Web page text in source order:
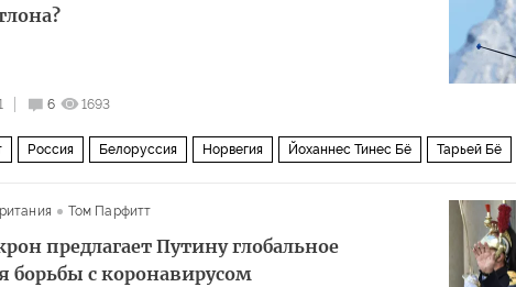
6 1693
Россия Белоруссия Норвегия Йоханнес Тинес Бё Тарьей Бё
Том Парфитт
предлагает Путину глобальное
борьбы с коронавирусом